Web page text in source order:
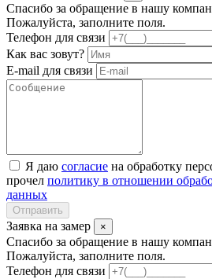
Спасибо за обращение в нашу
Пожалуйста, заполните поля.
Телефон для связи
Как вас зовут?
E-mail для связи
Я даю согласие на обработку
прочел политику в отношении
данных
Отправить
Заявка на замер ×
Спасибо за обращение в нашу
Пожалуйста, заполните поля.
Телефон для связи